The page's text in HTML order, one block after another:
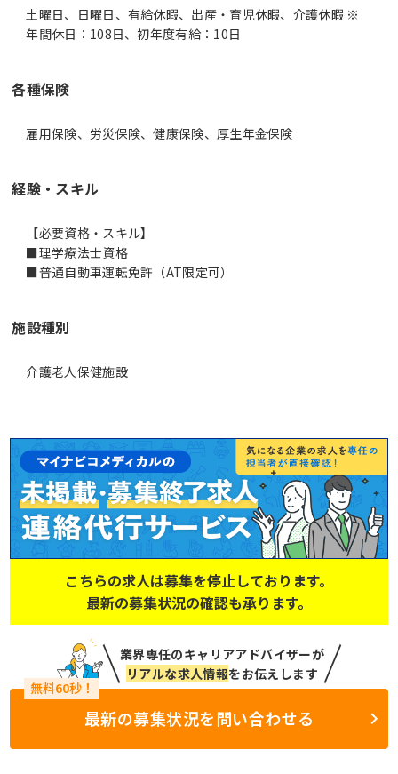
土曜日、日曜日、有給休暇、出産・育児休暇、介護休暇 ※
年間休日：108日、初年度有給：10日
各種保険
雇用保険、労災保険、健康保険、厚生年金保険
経験・スキル
【必要資格・スキル】
■理学療法士資格
■普通自動車運転免許（AT限定可）
施設種別
介護老人保健施設
こちらの求人は募集を停止しております。
最新の募集状況の確認も承ります。
業界専任のキャリアアドバイザーが
リアルな求人情報をお伝えします
最新の募集状況を問い合わせる